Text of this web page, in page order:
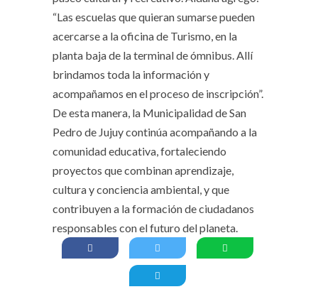
“Las escuelas que quieran sumarse pueden
acercarse a la oficina de Turismo, en la
planta baja de la terminal de ómnibus. Allí
brindamos toda la información y
acompañamos en el proceso de inscripción”.
De esta manera, la Municipalidad de San
Pedro de Jujuy continúa acompañando a la
comunidad educativa, fortaleciendo
proyectos que combinan aprendizaje,
cultura y conciencia ambiental, y que
contribuyen a la formación de ciudadanos
responsables con el futuro del planeta.